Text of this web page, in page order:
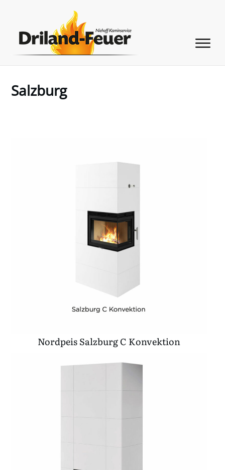
Salzburg
Nordpeis Salzburg C Konvektion